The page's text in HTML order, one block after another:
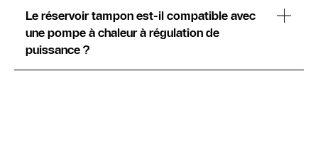
Le réservoir tampon est-il compatible avec
une pompe à chaleur à régulation de
puissance ?